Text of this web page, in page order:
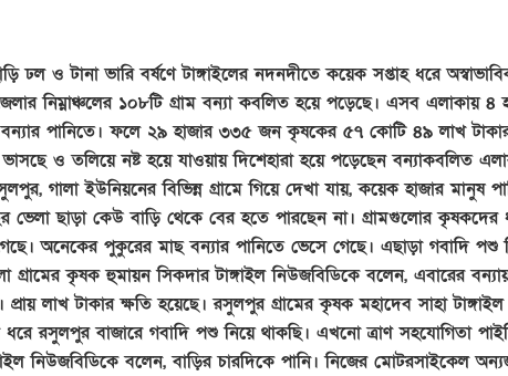
ও টানা ভারি বর্ষণে টাঙ্গাইলের নদনদীতে কয়েক সপ্তাহ ধরে
নিম্নাঞ্চলের ১০৮টি গ্রাম বন্যা কবলিত হয়ে পড়েছে। এসব এলাকায় ৪
পানিতে। ফলে ২৯ হাজার ৩৩৫ জন কৃষকের ৫৭ কোটি ৪৯ লাখ টাকার
ও তলিয়ে নষ্ট হয়ে যাওয়ায় দিশেহারা হয়ে পড়েছেন বন্যাকবলিত
গালা ইউনিয়নের বিভিন্ন গ্রামে গিয়ে দেখা যায়, কয়েক হাজার মানুষ
ভেলা ছাড়া কেউ বাড়ি থেকে বের হতে পারছেন না। গ্রামগুলোর কৃষকদের
অনেকের পুকুরের মাছ বন্যার পানিতে ভেসে গেছে। এছাড়া গবাদি পশু
গ্রামের কৃষক হুমায়ন সিকদার টাঙ্গাইল নিউজবিডিকে বলেন, এবারের
লাখ টাকার ক্ষতি হয়েছে। রসুলপুর গ্রামের কৃষক মহাদেব সাহা
রসুলপুর বাজারে গবাদি পশু নিয়ে থাকছি। এখনো ত্রাণ সহযোগিতা
নিউজবিডিকে বলেন, বাড়ির চারদিকে পানি। নিজের মোটরসাইকেল